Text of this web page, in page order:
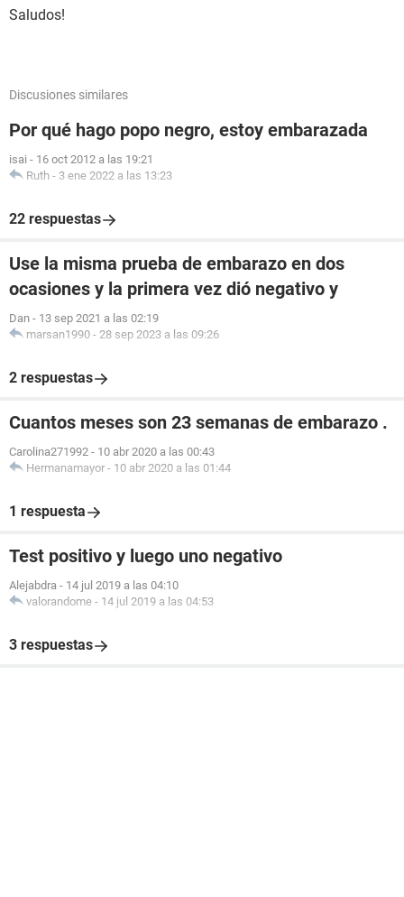
Saludos!
Discusiones similares
Por qué hago popo negro, estoy embarazada
isai - 16 oct 2012 a las 19:21
Ruth - 3 ene 2022 a las 13:23
22 respuestas
Use la misma prueba de embarazo en dos
ocasiones y la primera vez dió negativo y
Dan - 13 sep 2021 a las 02:19
marsan1990 - 28 sep 2023 a las 09:26
2 respuestas
Cuantos meses son 23 semanas de embarazo .
Carolina271992 - 10 abr 2020 a las 00:43
Hermanamayor - 10 abr 2020 a las 01:44
1 respuesta
Test positivo y luego uno negativo
Alejabdra - 14 jul 2019 a las 04:10
valorandome - 14 jul 2019 a las 04:53
3 respuestas